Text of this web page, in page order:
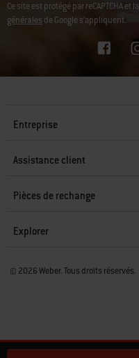
Ce site est protégé par reCAPTCHA et la
générales de Google s’appliquent.
Entreprise
Assistance client
Pièces de rechange
Explorer
© 2026 Weber. Tous droits réservés.